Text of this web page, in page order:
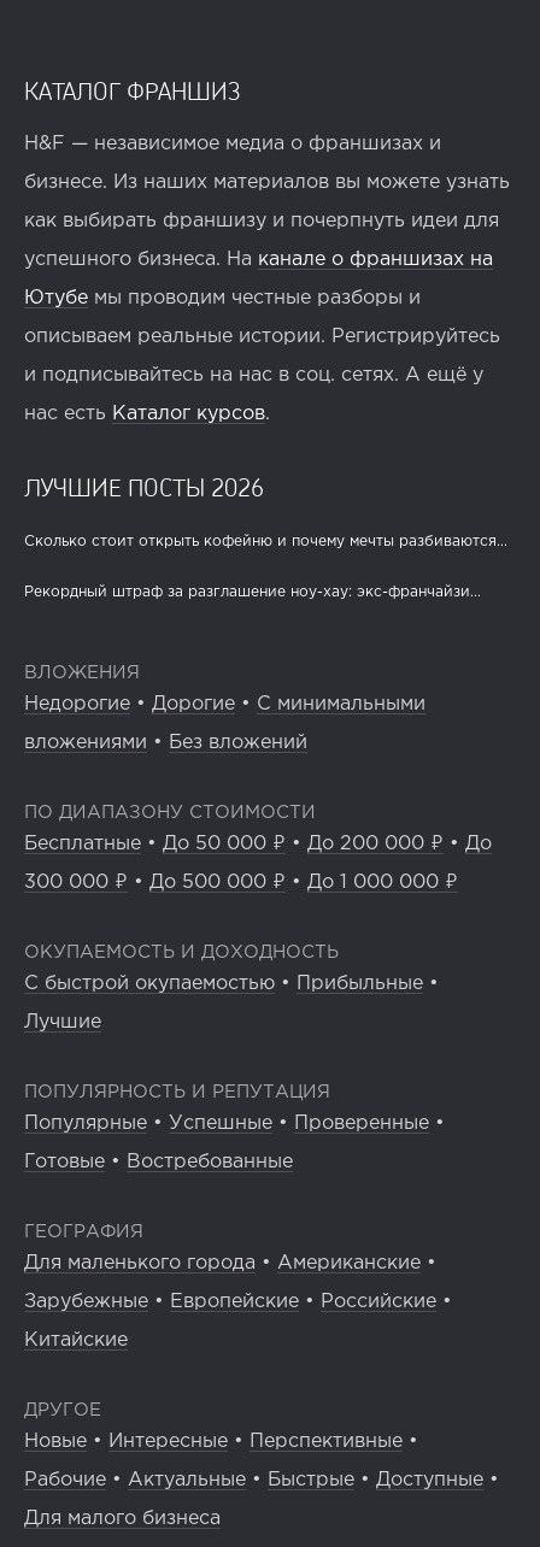
КАТАЛОГ ФРАНШИЗ
H&F — независимое медиа о франшизах и
бизнесе. Из наших материалов вы можете узнать
как выбирать франшизу и почерпнуть идеи для
успешного бизнеса. На канале о франшизах на
Ютубе мы проводим честные разборы и
описываем реальные истории. Регистрируйтесь
и подписывайтесь на нас в соц. сетях. А ещё у
нас есть Каталог курсов.
ЛУЧШИЕ ПОСТЫ 2026
Сколько стоит открыть кофейню и почему мечты разбиваются...
Рекордный штраф за разглашение ноу-хау: экс-франчайзи...
ВЛОЖЕНИЯ
Недорогие • Дорогие • С минимальными
вложениями • Без вложений
ПО ДИАПАЗОНУ СТОИМОСТИ
Бесплатные • До 50 000 ₽ • До 200 000 ₽ • До
300 000 ₽ • До 500 000 ₽ • До 1 000 000 ₽
ОКУПАЕМОСТЬ И ДОХОДНОСТЬ
С быстрой окупаемостью • Прибыльные •
Лучшие
ПОПУЛЯРНОСТЬ И РЕПУТАЦИЯ
Популярные • Успешные • Проверенные •
Готовые • Востребованные
ГЕОГРАФИЯ
Для маленького города • Американские •
Зарубежные • Европейские • Российские •
Китайские
ДРУГОЕ
Новые • Интересные • Перспективные •
Рабочие • Актуальные • Быстрые • Доступные •
Для малого бизнеса